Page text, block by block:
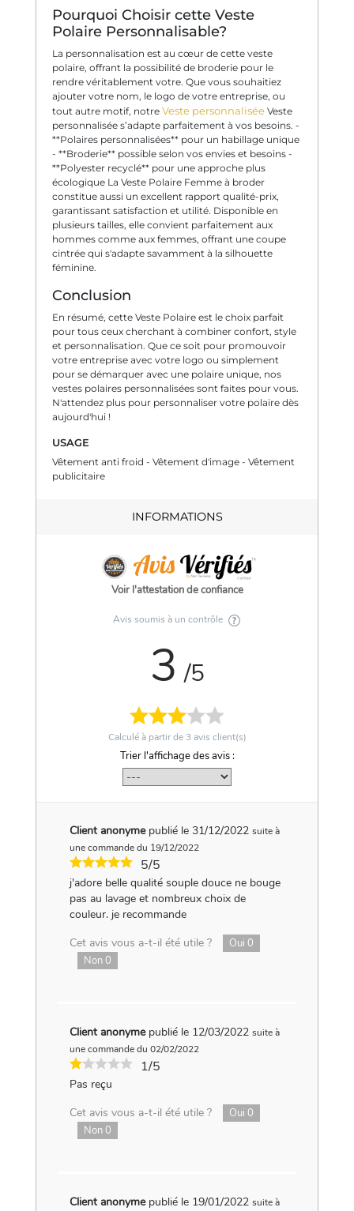
Pourquoi Choisir cette Veste
Polaire Personnalisable?
La personnalisation est au cœur de cette veste
polaire, offrant la possibilité de broderie pour le
rendre véritablement votre. Que vous souhaitiez
ajouter votre nom, le logo de votre entreprise, ou
tout autre motif, notre Veste personnalisée Veste
personnalisée s’adapte parfaitement à vos besoins. -
**Polaires personnalisées** pour un habillage unique
- **Broderie** possible selon vos envies et besoins -
**Polyester recyclé** pour une approche plus
écologique La Veste Polaire Femme à broder
constitue aussi un excellent rapport qualité-prix,
garantissant satisfaction et utilité. Disponible en
plusieurs tailles, elle convient parfaitement aux
hommes comme aux femmes, offrant une coupe
cintrée qui s'adapte savamment à la silhouette
féminine.
Conclusion
En résumé, cette Veste Polaire est le choix parfait
pour tous ceux cherchant à combiner confort, style
et personnalisation. Que ce soit pour promouvoir
votre entreprise avec votre logo ou simplement
pour se démarquer avec une polaire unique, nos
vestes polaires personnalisées sont faites pour vous.
N'attendez plus pour personnaliser votre polaire dès
aujourd'hui !
USAGE
Vêtement anti froid - Vêtement d'image - Vêtement
publicitaire
INFORMATIONS
Voir l'attestation de confiance
Avis soumis à un contrôle
3 /5
Calculé à partir de 3avis client(s)
Trier l'affichage des avis :
Client anonyme publié le 31/12/2022 suite à
une commande du 19/12/2022
5/5
j'adore belle qualité souple douce ne bouge
pas au lavage et nombreux choix de
couleur. je recommande
Cet avis vous a-t-il été utile ?
Oui 0
Non0
Client anonyme publié le 12/03/2022 suite à
une commande du 02/02/2022
1/5
Pas reçu
Cet avis vous a-t-il été utile ?
Oui 0
Non0
Client anonyme publié le 19/01/2022 suite à